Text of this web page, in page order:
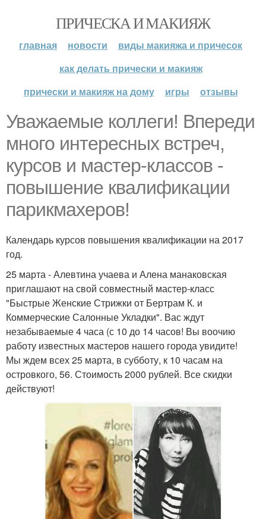
ПРИЧЕСКА И МАКИЯЖ
главная новости
виды макияжа и причесок
как делать прически и макияж
прически и макияж на дому
игры отзывы
Уважаемые коллеги! Впереди
много интересных встреч,
курсов и мастер-классов -
повышение квалификации
парикмахеров!
Календарь курсов повышения квалификации на 2017
год.
25 марта - Алевтина учаева и Алена манаковская
приглашают на свой совместный мастер-класс
"Быстрые Женские Стрижки от Бертрам К. и
Коммерческие Салонные Укладки". Вас ждут
незабываемые 4 часа (с 10 до 14 часов! Вы воочию
работу известных мастеров нашего города увидите!
Мы ждем всех 25 марта, в субботу, к 10 часам на
островкого, 56. Стоимость 2000 рублей. Все скидки
действуют!